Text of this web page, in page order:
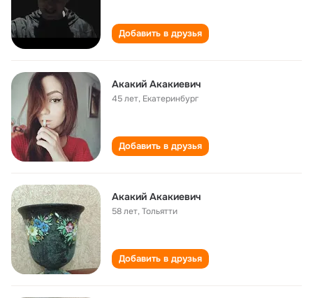
Добавить в друзья
Акакий Акакиевич
45 лет, Екатеринбург
Добавить в друзья
Акакий Акакиевич
58 лет,Тольятти
Добавить в друзья